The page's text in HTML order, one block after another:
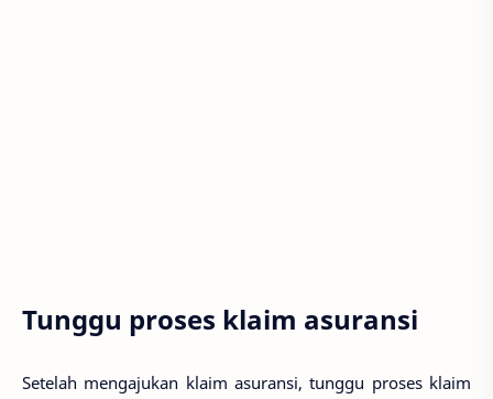
Tunggu proses klaim asuransi
Setelah mengajukan klaim asuransi, tunggu proses klaim